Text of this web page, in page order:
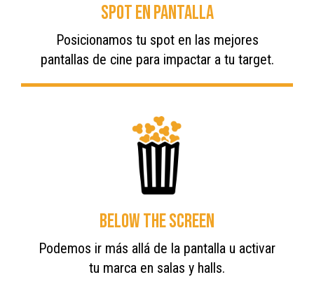
Spot en pantalla
Posicionamos tu spot en las mejores
pantallas de cine para impactar a tu target.
Below the Screen
Podemos ir más allá de la pantalla u activar
tu marca en salas y halls.